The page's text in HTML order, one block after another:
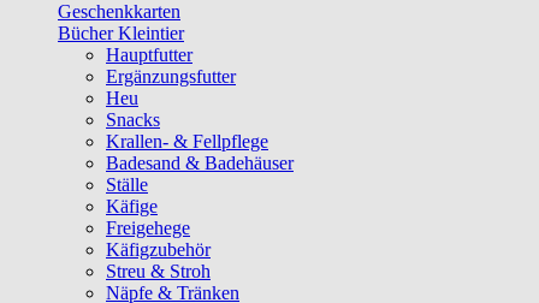
Geschenkkarten
Bücher Kleintier
Hauptfutter
Ergänzungsfutter
Heu
Snacks
Krallen- & Fellpflege
Badesand & Badehäuser
Ställe
Käfige
Freigehege
Käfigzubehör
Streu & Stroh
Näpfe & Tränken